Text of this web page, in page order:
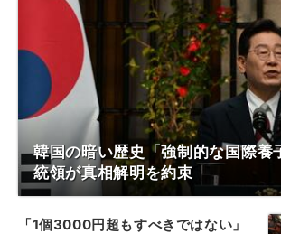
韓国の暗い歴史「強制的な国際養
統領が真相解明を約束
「1個3000円超もすべきではない」